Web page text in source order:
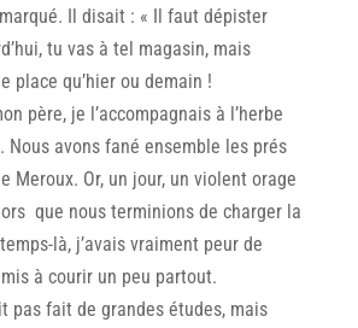
Il disait : « Il faut dépister
tu vas à tel magasin, mais
place qu’hier ou demain !
père, je l’accompagnais à l’herbe
Nous avons fané ensemble les prés
Meroux. Or, un jour, un violent orage
que nous terminions de charger la
là, j’avais vraiment peur de
à courir un peu partout.
pas fait de grandes études, mais